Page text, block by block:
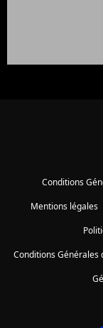
Conditions
Mentions légales
Conditions Générales